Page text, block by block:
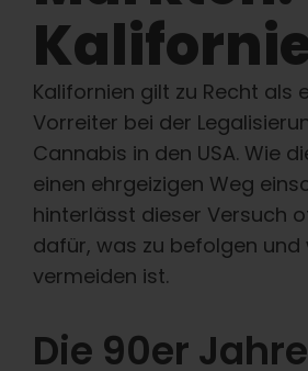
Presse
Über
Pheno-Jagd
Erhaltung der karibischen
Kontakt
Kalifornien gilt zu Recht als
Vorreiter bei der
Cannabis in den USA. Wie
einen ehrgeizigen Weg
hinterlässt dieser Versuch
dafür, was zu befolgen und
vermeiden ist.
Die 90er